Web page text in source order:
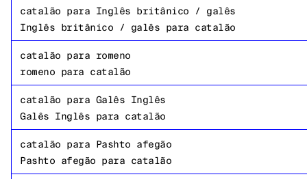
catalão para Inglês britânico / galês
Inglês britânico / galês para catalão
catalão para romeno
romeno para catalão
catalão para Galês Inglês
Galês Inglês para catalão
catalão para Pashto afegão
Pashto afegão para catalão